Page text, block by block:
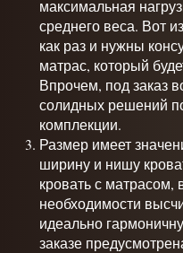
максимальная
среднего веса. Вот
как раз и нужны
матрас, который
Впрочем, под заказ
солидных решений
комплекции.
Размер имеет
ширину и нишу
кровать с матрасом,
необходимости
идеально
заказе